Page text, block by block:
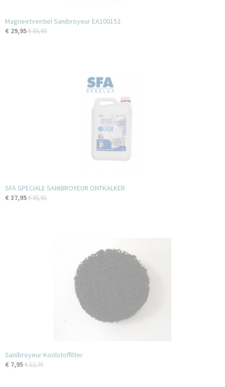
Magneetventiel Sanibroyeur EA100152
€ 29,95€ 55,00
SFA SPECIALE SANIBROYEUR ONTKALKER
€ 37,95€ 85,91
Sanibroyeur Koolstoffilter
€ 7,95€ 12,70